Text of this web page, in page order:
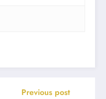
Previous post